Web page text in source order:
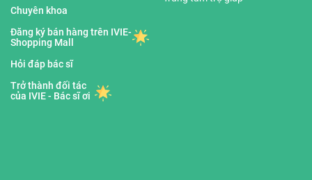
Chuyên khoa
Đăng ký bán hàng trên IVIE-
Shopping Mall
Hỏi đáp bác sĩ
Trở thành đối tác
của IVIE - Bác sĩ ơi